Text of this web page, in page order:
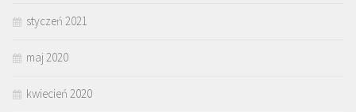
styczeń 2021
maj 2020
kwiecień 2020